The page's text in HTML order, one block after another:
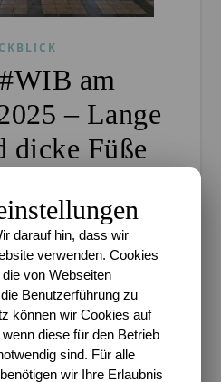
am
– Lange
dicke Füße
Sohn quasi gar nicht zu
mit dem Mann mal wieder
sehen auch ähnlich
darauf hin, dass wir
verwenden. Cookies
von Webseiten
Benutzerführung zu
können wir Cookies auf
diese für den Betrieb
sind. Für alle
wir Ihre Erlaubnis